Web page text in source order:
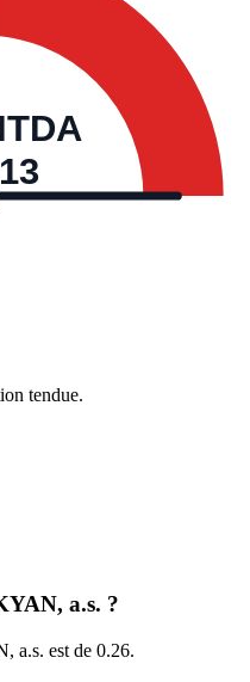
tendue.
a.s. ?
a.s. est de 0.26.